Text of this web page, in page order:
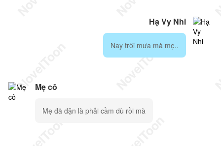
Hạ Vy Nhi
Nay trời mưa mà mẹ..
Mẹ cô
Mẹ đã dặn là phải cầm dù rồi mà